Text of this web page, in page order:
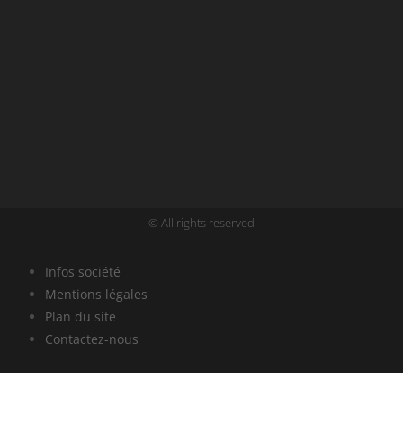
© All rights reserved
Infos société
Mentions légales
Plan du site
Contactez-nous